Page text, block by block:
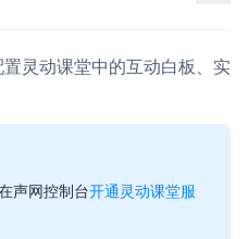
灵动课堂中的互动白板、实
声网控制台开通灵动课堂服